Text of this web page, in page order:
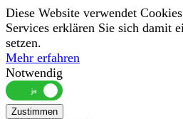
Diese Website verwendet
Services erklären Sie sich damit
setzen.
Mehr erfahren
Notwendig
Zustimmen